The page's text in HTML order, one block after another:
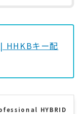
キー配
HYBRID